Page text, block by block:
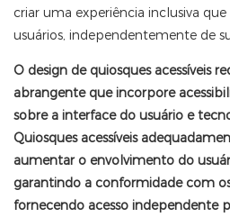
criar uma experiência inclusiva
usuários, independentemente de
O design de quiosques acessíveis
abrangente que incorpore
sobre a interface do usuário e
Quiosques acessíveis
aumentar o envolvimento do
garantindo a conformidade com
fornecendo acesso independente